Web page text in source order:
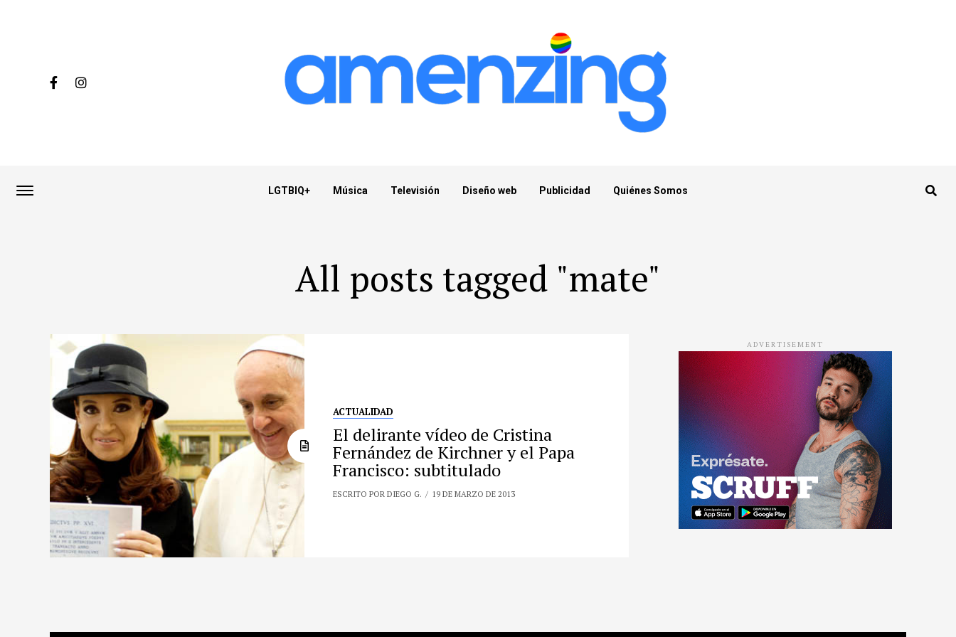
LGTBIQ+ Música Televisión Diseño web Publicidad Quiénes Somos
All posts tagged "mate"
ACTUALIDAD
El delirante vídeo de Cristina
Fernández de Kirchner y el Papa
Francisco: subtitulado
ESCRITO POR DIEGO G. 19 DE MARZO DE 2013
ADVERTISEMENT